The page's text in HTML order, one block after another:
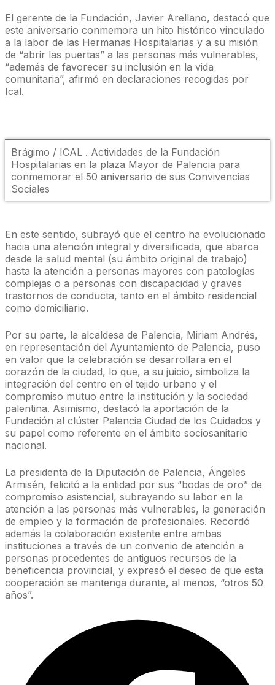
El gerente de la Fundación, Javier Arellano, destacó que
este aniversario conmemora un hito histórico vinculado
a la labor de las Hermanas Hospitalarias y a su misión
de “abrir las puertas” a las personas más vulnerables,
“además de favorecer su inclusión en la vida
comunitaria”, afirmó en declaraciones recogidas por
Ical.
Brágimo / ICAL . Actividades de la Fundación
Hospitalarias en la plaza Mayor de Palencia para
conmemorar el 50 aniversario de sus Convivencias
Sociales
En este sentido, subrayó que el centro ha evolucionado
hacia una atención integral y diversificada, que abarca
desde la salud mental (su ámbito original de trabajo)
hasta la atención a personas mayores con patologías
complejas o a personas con discapacidad y graves
trastornos de conducta, tanto en el ámbito residencial
como domiciliario.
Por su parte, la alcaldesa de Palencia, Miriam Andrés,
en representación del Ayuntamiento de Palencia, puso
en valor que la celebración se desarrollara en el
corazón de la ciudad, lo que, a su juicio, simboliza la
integración del centro en el tejido urbano y el
compromiso mutuo entre la institución y la sociedad
palentina. Asimismo, destacó la aportación de la
Fundación al clúster Palencia Ciudad de los Cuidados y
su papel como referente en el ámbito sociosanitario
nacional.
La presidenta de la Diputación de Palencia, Ángeles
Armisén, felicitó a la entidad por sus “bodas de oro” de
compromiso asistencial, subrayando su labor en la
atención a las personas más vulnerables, la generación
de empleo y la formación de profesionales. Recordó
además la colaboración existente entre ambas
instituciones a través de un convenio de atención a
personas procedentes de antiguos recursos de la
beneficencia provincial, y expresó el deseo de que esta
cooperación se mantenga durante, al menos, “otros 50
años”.